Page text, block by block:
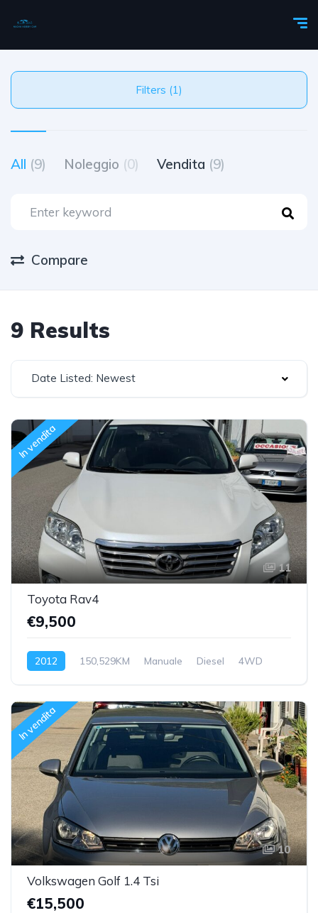
Filters (1)
All (9) Noleggio (0) Vendita (9)
Compare
9 Results
Date Listed: Newest
In vendita
11
Toyota Rav4
€9,500
2012 150,529KM Manuale Diesel 4WD
In vendita
10
Volkswagen Golf 1.4 Tsi
€15,500